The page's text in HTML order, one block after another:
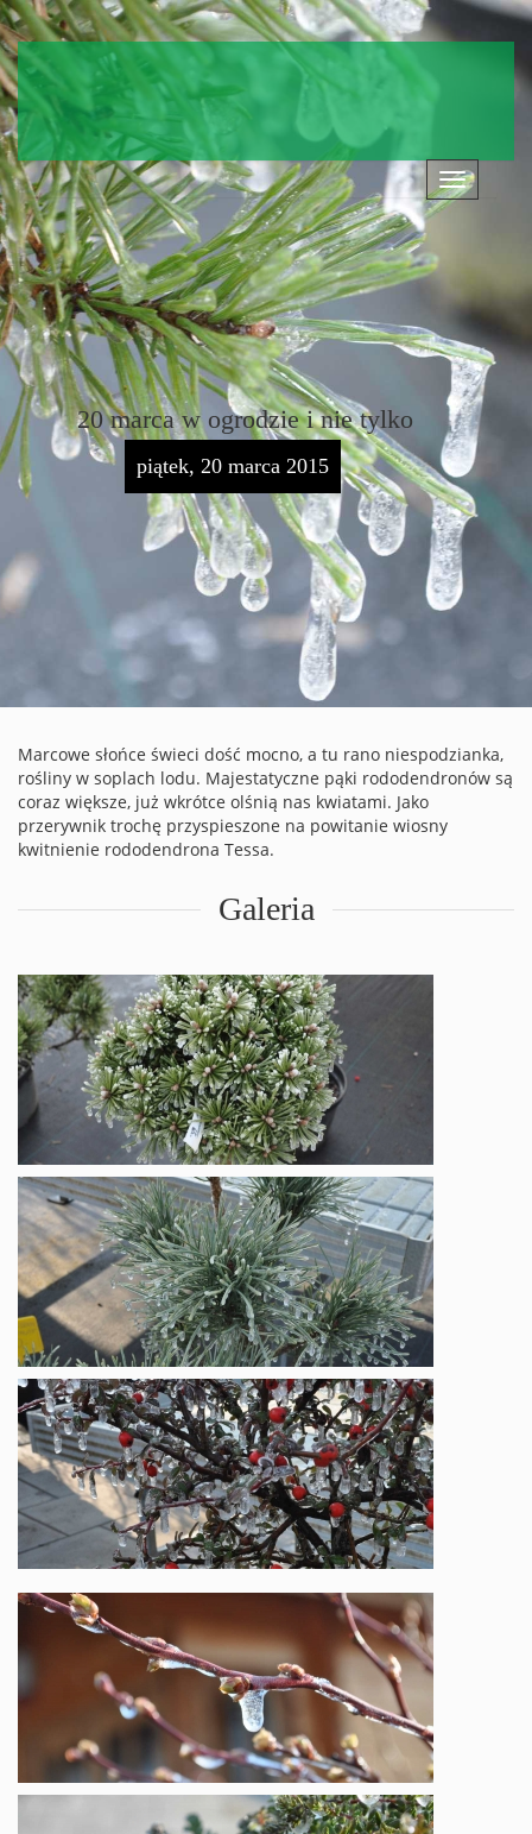
Nawigacja
20 marca w ogrodzie i nie tylko
piątek, 20 marca 2015
Marcowe słońce świeci dość mocno, a tu rano niespodzianka,
rośliny w soplach lodu. Majestatyczne pąki rododendronów są
coraz większe, już wkrótce olśnią nas kwiatami. Jako
przerywnik trochę przyspieszone na powitanie wiosny
kwitnienie rododendrona Tessa.
Galeria